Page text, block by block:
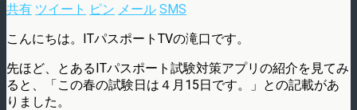
共有 ツイート ピン メール SMS
こんにちは。ITパスポートTVの滝口です。
先ほど、とあるITパスポート試験対策アプリの紹介を見てみ
ると、「この春の試験日は４月15日です。」との記載があ
りました。